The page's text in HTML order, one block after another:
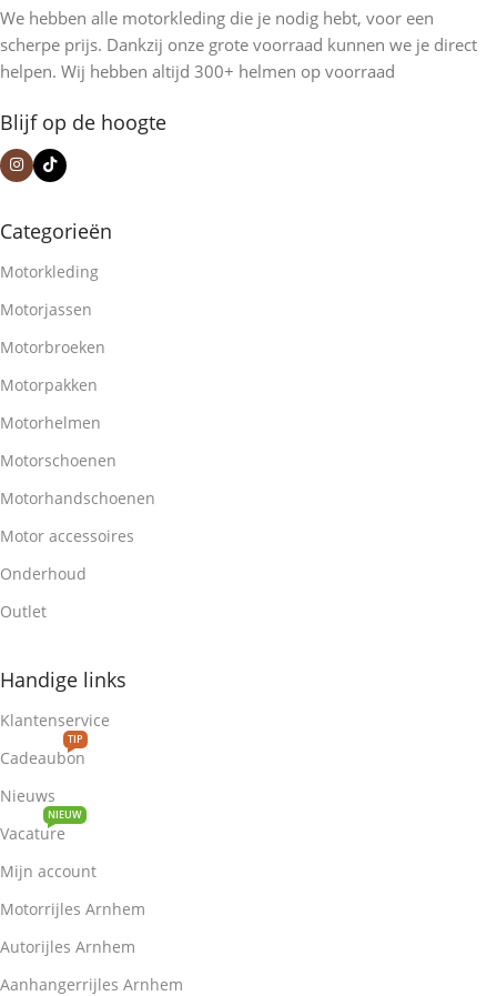
We hebben alle motorkleding die je nodig hebt, voor een
scherpe prijs. Dankzij onze grote voorraad kunnen we je direct
helpen. Wij hebben altijd 300+ helmen op voorraad
Blijf op de hoogte
Categorieën
Motorkleding
Motorjassen
Motorbroeken
Motorpakken
Motorhelmen
Motorschoenen
Motorhandschoenen
Motor accessoires
Onderhoud
Outlet
Handige links
Klantenservice
Cadeaubon
TIP
Nieuws
Vacature
NIEUW
Mijn account
Motorrijles Arnhem
Autorijles Arnhem
Aanhangerrijles Arnhem